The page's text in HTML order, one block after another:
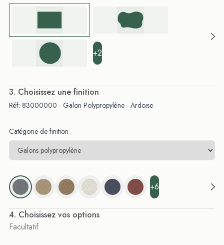
+2
. Choisissez une finition
Réf: 83000000 - Galon Polypropylène - Ardoise
Catégorie de finition
+6
. Choisissez vos options
Facultatif